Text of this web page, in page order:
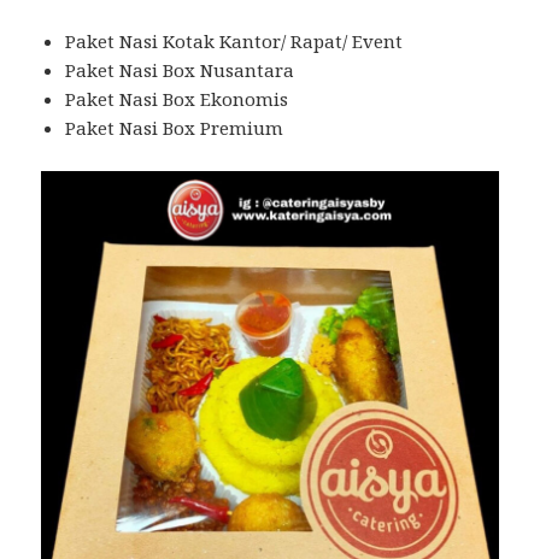
Paket Nasi Kotak Kantor/ Rapat/ Event
Paket Nasi Box Nusantara
Paket Nasi Box Ekonomis
Paket Nasi Box Premium